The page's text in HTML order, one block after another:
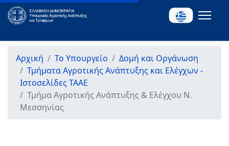
Αρχική Το Υπουργείο
Δομή και Οργάνωση
Τμήματα Αγροτικής Ανάπτυξης και Ελέγχων -
Ιστοσελίδες ΤΑΑΕ
Τμήμα Αγροτικής Ανάπτυξης & Ελέγχου Ν.
Μεσσηνίας